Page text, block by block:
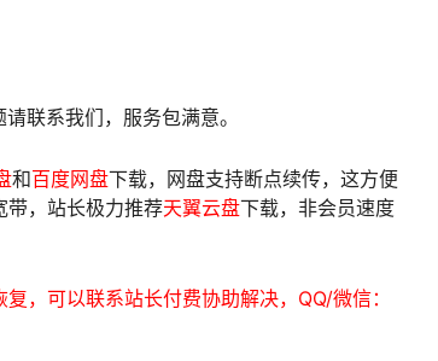
联系我们，服务包满意。
和百度网盘下载，网盘支持断点续传，这方便
带，站长极力推荐天翼云盘下载，非会员速度
，可以联系站长付费协助解决，QQ/微信：